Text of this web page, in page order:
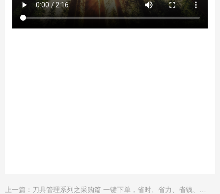
上一篇：